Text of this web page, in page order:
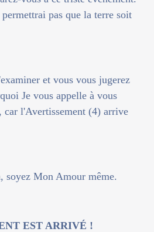
permettrai pas que la terre soit
et vous vous jugerez
Je vous appelle à vous
car l'Avertissement (4) arrive
soyez Mon Amour même.
EST ARRIVÉ !